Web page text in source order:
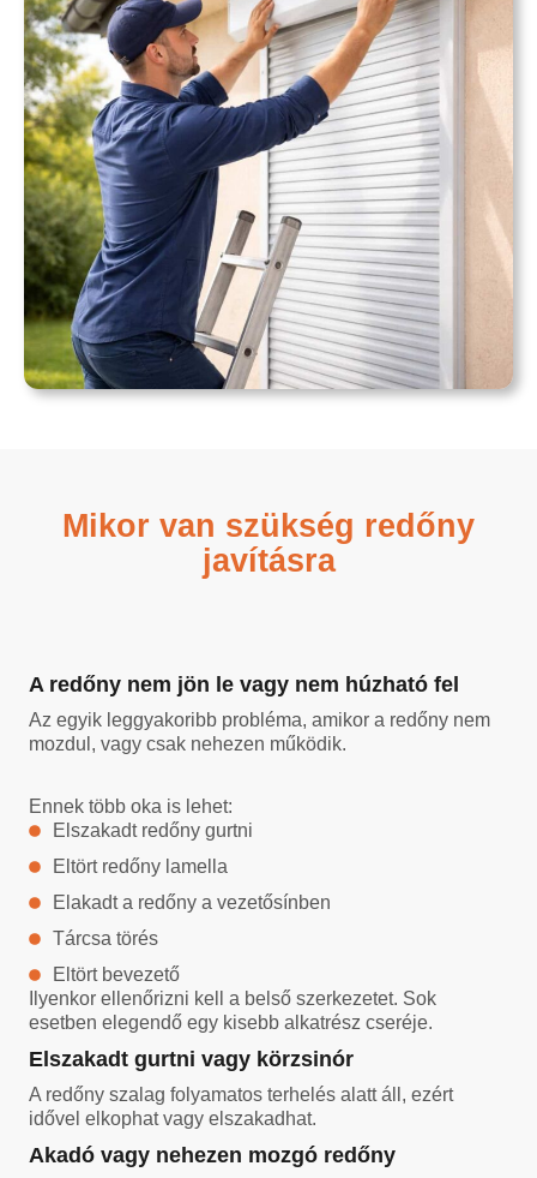
Mikor van szükség redőny
javításra
A redőny nem jön le vagy nem húzható fel
Az egyik leggyakoribb probléma, amikor a redőny nem
mozdul, vagy csak nehezen működik.
Ennek több oka is lehet:
Elszakadt redőny gurtni
Eltört redőny lamella
Elakadt a redőny a vezetősínben
Tárcsa törés
Eltört bevezető
Ilyenkor ellenőrizni kell a belső szerkezetet. Sok
esetben elegendő egy kisebb alkatrész cseréje.
Elszakadt gurtni vagy körzsinór
A redőny szalag folyamatos terhelés alatt áll, ezért
idővel elkophat vagy elszakadhat.
Akadó vagy nehezen mozgó redőny